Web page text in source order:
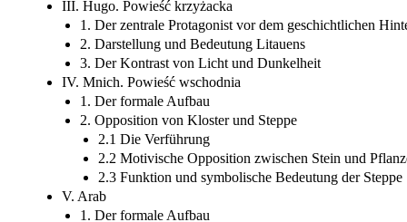
III. Hugo. Powieść krzyżacka
1. Der zentrale Protagonist vor dem geschichtlichen
2. Darstellung und Bedeutung Litauens
3. Der Kontrast von Licht und Dunkelheit
IV. Mnich. Powieść wschodnia
1. Der formale Aufbau
2. Opposition von Kloster und Steppe
2.1 Die Verführung
2.2 Motivische Opposition zwischen Stein und
2.3 Funktion und symbolische Bedeutung der Steppe
V. Arab
1. Der formale Aufbau